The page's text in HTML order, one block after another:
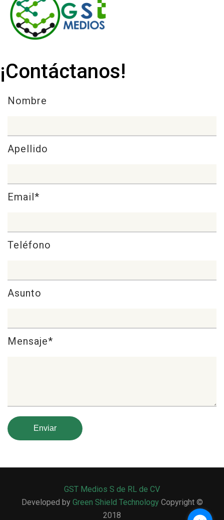
¡Contáctanos!
Nombre
Apellido
Email*
Teléfono
Asunto
Mensaje*
GST Medios S de RL de CV
Developed by Green Shield Technology Copyright ©
2018